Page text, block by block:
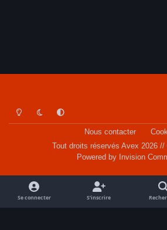
Light ModeDark ModeSystem Preference
Nous contacter
Tout droits réservés Avex 2026
Powered by Invision
Se connecter S’inscrire